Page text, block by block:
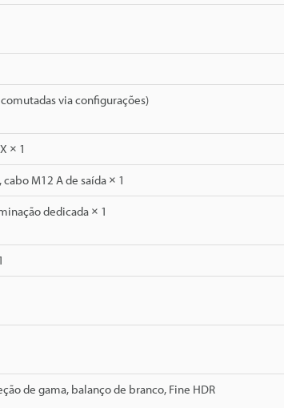
via configurações)
× 1
M12 A de saída × 1
dedicada × 1
de gama, balanço de branco, Fine HDR